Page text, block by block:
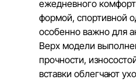
ежедневного
формой, спортивной
особенно важно для
Верх модели
прочности,
вставки облегчают